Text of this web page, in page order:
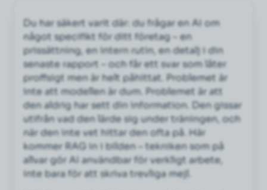
Du har säkert varit där: du frågar en AI om
något specifikt för ditt företag – en
prissättning, en intern rutin, en detalj i din
senaste rapport – och får ett svar som låter
proffsigt men är helt påhittat. Problemet är
inte att modellen är dum. Problemet är att
den aldrig har sett din information. Den gissar
utifrån vad den lärde sig under träningen, och
när den inte vet hittar den ofta på. Här
kommer RAG in i bilden – tekniken som på
allvar gör AI användbar för verkligt arbete,
inte bara för att skriva trevliga mejl.